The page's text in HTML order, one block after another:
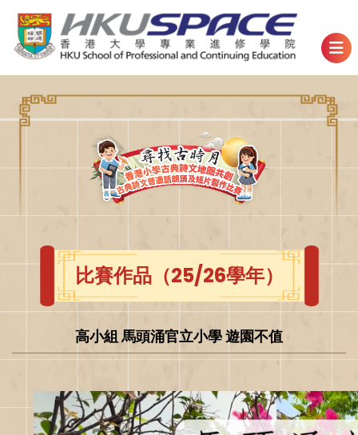
比賽作品（25/26學年）
高小組 馬頭涌官立小學 遊園不值